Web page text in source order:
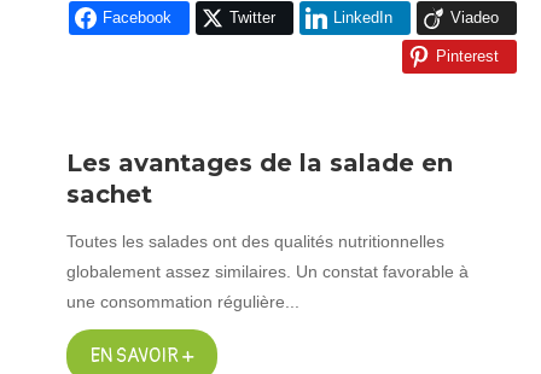
Facebook Twitter LinkedIn Viadeo
Pinterest
Les avantages de la salade en
sachet
Toutes les salades ont des qualités nutritionnelles
globalement assez similaires. Un constat favorable à
une consommation régulière...
EN SAVOIR +